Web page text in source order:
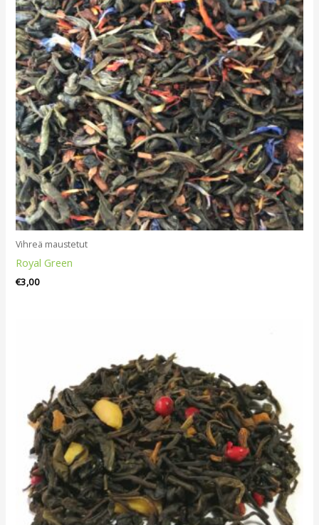
Vihreä maustetut
Royal Green
€3,00